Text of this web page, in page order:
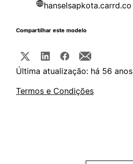
hanselsapkota.carrd.co
Compartilhar este modelo
Última atualização: há 56 anos
Termos e Condições